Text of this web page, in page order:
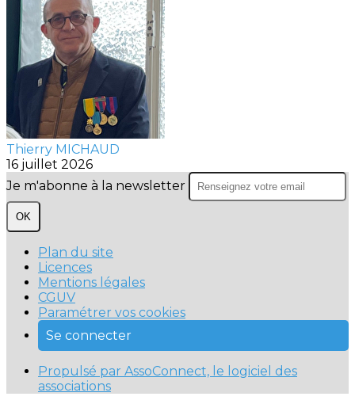
Thierry MICHAUD
16 juillet 2026
Je m'abonne à la newsletter
OK
Plan du site
Licences
Mentions légales
CGUV
Paramétrer vos cookies
Se connecter
Propulsé par AssoConnect, le logiciel des
associations